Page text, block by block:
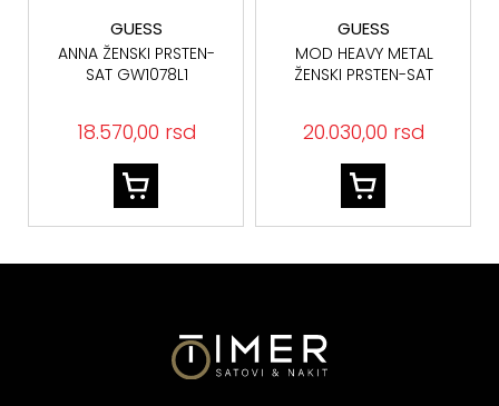
GUESS
ANNA ŽENSKI PRSTEN-
SAT GW1078L1
18.570,00 rsd
GUESS
MOD HEAVY METAL
ŽENSKI PRSTEN-SAT
20.030,00 rsd